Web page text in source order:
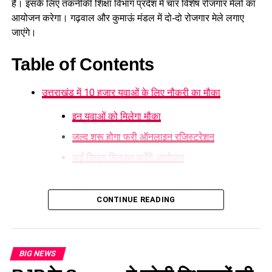
है। इसके लिए तकनीकी शिक्षा विभाग प्रदेश में चार विशेष रोजगार मेलों का
आयोजन करेगा। गढ़वाल और कुमाऊं मंडल में दो-दो रोजगार मेले लगाए
जाएंगे।
Table of Contents
उत्तराखंड में 10 हजार युवाओं के लिए नौकरी का मौका
इन युवाओं को मिलेगा मौका
जल्द शुरू होगा फ्री ऑनलाइन रजिस्ट्रेशन
कई विभाग मिलकर करेंगे आयोजन
उत्तराखंड में 10 हजार युवाओं के लिए
गढ़वाल मेंदेहरादून
रोजगार मेले आयोजित होंगे। इनमें देशभर की बहुराष्ट्रीय और निजी क्षेत्र
CONTINUE READING
BIG NEWS